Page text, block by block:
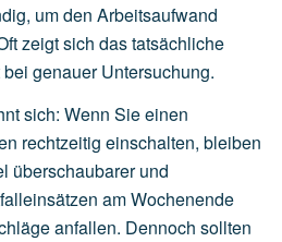
um den Arbeitsaufwand
zeigt sich das tatsächliche
genauer Untersuchung.
sich: Wenn Sie einen
rechtzeitig einschalten, bleiben
überschaubarer und
am Wochenende
anfallen. Dennoch sollten